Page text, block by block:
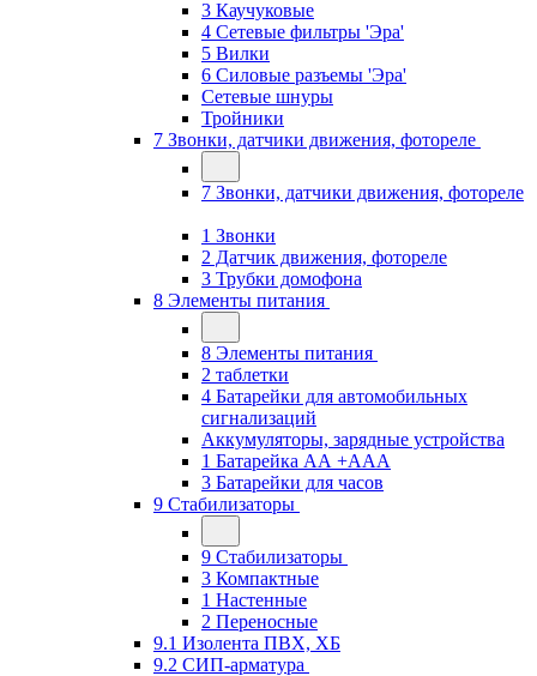
3 Каучуковые
4 Сетевые фильтры 'Эра'
5 Вилки
6 Силовые разъемы 'Эра'
Сетевые шнуры
Тройники
7 Звонки, датчики движения, фотореле
7 Звонки, датчики движения, фотореле
1 Звонки
2 Датчик движения, фотореле
3 Трубки домофона
8 Элементы питания
8 Элементы питания
2 таблетки
4 Батарейки для автомобильных
сигнализаций
Аккумуляторы, зарядные устройства
1 Батарейка АА +ААА
3 Батарейки для часов
9 Стабилизаторы
9 Стабилизаторы
3 Компактные
1 Настенные
2 Переносные
9.1 Изолента ПВХ, ХБ
9.2 СИП-арматура